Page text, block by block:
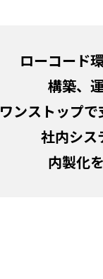
ローコード
構築、
ワンストップで
社内シス
内製化